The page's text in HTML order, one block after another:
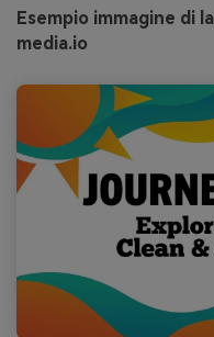
Esempio immagine di
media.io